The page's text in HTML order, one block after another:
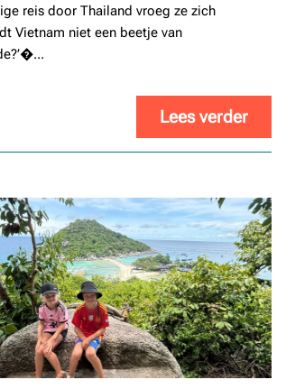
reis door Thailand vroeg ze zich
Vietnam niet een beetje van
Lees verder